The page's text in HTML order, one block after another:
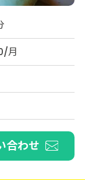
月
合わせ